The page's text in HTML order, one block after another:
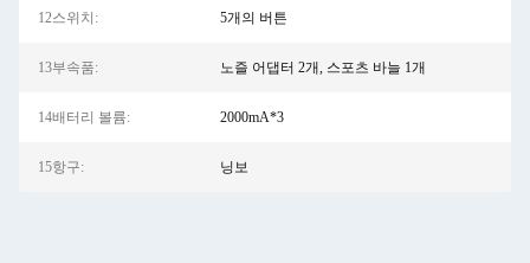
12스위치: 5개의 버튼
13부속품: 노즐 어댑터 2개, 스포츠 바늘 1개
14배터리 볼륨: 2000mA*3
15항구: 닝보